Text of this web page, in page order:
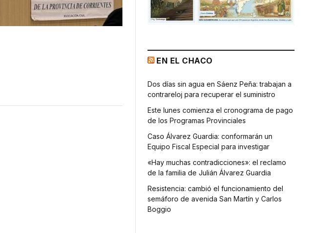
EN EL CHACO
Dos días sin agua en Sáenz Peña: trabajan a
contrareloj para recuperar el suministro
Este lunes comienza el cronograma de pago
de los Programas Provinciales
Caso Álvarez Guardia: conformarán un
Equipo Fiscal Especial para investigar
«Hay muchas contradicciones»: el reclamo
de la familia de Julián Álvarez Guardia
Resistencia: cambió el funcionamiento del
semáforo de avenida San Martín y Carlos
Boggio